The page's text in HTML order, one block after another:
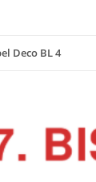
Deco BL 4